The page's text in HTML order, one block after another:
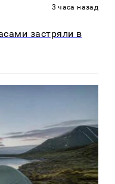
3 часа назад
застряли в